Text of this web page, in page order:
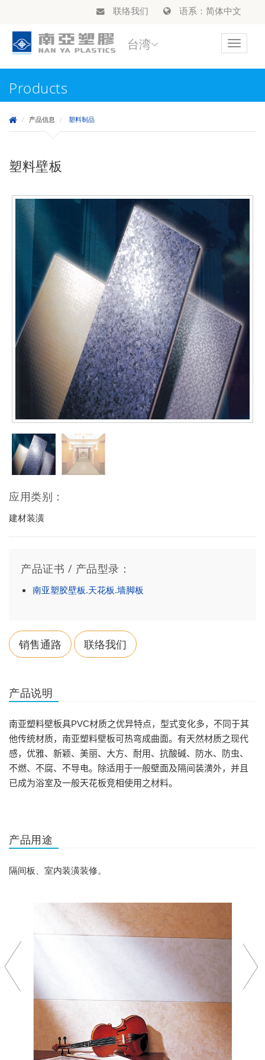
联络我们 语系：简体中文
Toggle
台湾
Products
产品信息 塑料制品
塑料壁板
应用类别：
建材装潢
产品证书 / 产品型录：
南亚塑胶壁板.天花板.墙脚板
销售通路 联络我们
产品说明
南亚塑料壁板具PVC材质之优异特点，型式变化多，不同于其
他传统材质，南亚塑料壁板可热弯成曲面。有天然材质之现代
感，优雅、新颖、美丽、大方、耐用、抗酸碱、防水、防虫、
不燃、不腐、不导电。除适用于一般壁面及隔间装潢外，并且
已成为浴室及一般天花板竞相使用之材料。
产品用途
隔间板、室内装潢装修。